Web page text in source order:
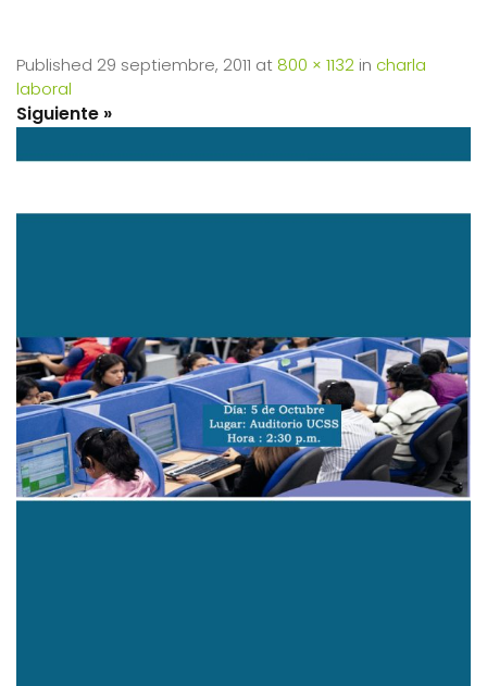
Published 29 septiembre, 2011 at 800 × 1132 in charla
laboral